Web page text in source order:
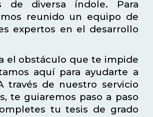
de diversa índole. Para
reunido un equipo de
expertos en el desarrollo
el obstáculo que te impide
aquí para ayudarte a
través de nuestro servicio
te guiaremos paso a paso
tu tesis de grado